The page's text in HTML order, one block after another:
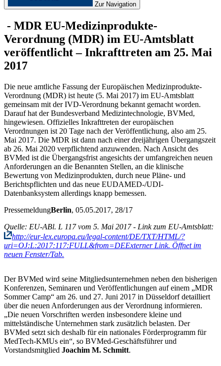
Zur Navigation
- MDR EU-Medizinprodukte-
Verordnung (MDR) im EU-Amtsblatt
veröffentlicht – Inkrafttreten am 25. Mai
2017
Die neue amtliche Fassung der Europäischen Medizinprodukte-
Verordnung (MDR) ist heute (5. Mai 2017) im EU-Amtsblatt
gemeinsam mit der IVD-Verordnung bekannt gemacht worden.
Darauf hat der Bundesverband Medizintechnologie, BVMed,
hingewiesen. Offizielles Inkrafttreten der europäischen
Verordnungen ist 20 Tage nach der Veröffentlichung, also am 25.
Mai 2017. Die MDR ist dann nach einer dreijährigen Übergangszeit
ab 26. Mai 2020 verpflichtend anzuwenden. Nach Ansicht des
BVMed ist die Übergangsfrist angesichts der umfangreichen neuen
Anforderungen an die Benannten Stellen, an die klinische
Bewertung von Medizinprodukten, durch neue Pläne- und
Berichtspflichten und das neue EUDAMED-/UDI-
Datenbanksystem allerdings knapp bemessen.
PressemeldungBerlin, 05.05.2017, 28/17
Quelle: EU-ABl. L 117 vom 5. Mai 2017 - Link zum EU-Amtsblatt:
http://eur-lex.europa.eu/legal-content/DE/TXT/HTML/?
uri=OJ:L:2017:117:FULL&from=DEExterner Link. Öffnet im
neuen Fenster/Tab.
Der BVMed wird seine Mitgliedsunternehmen neben den bisherigen
Konferenzen, Seminaren und Veröffentlichungen auf einem „MDR
Sommer Camp“ am 26. und 27. Juni 2017 in Düsseldorf detailliert
über die neuen Anforderungen aus der Verordnung informieren.
„Die neuen Vorschriften werden insbesondere kleine und
mittelständische Unternehmen stark zusätzlich belasten. Der
BVMed setzt sich deshalb für ein nationales Förderprogramm für
MedTech-KMUs ein“, so BVMed-Geschäftsführer und
Vorstandsmitglied Joachim M. Schmitt.